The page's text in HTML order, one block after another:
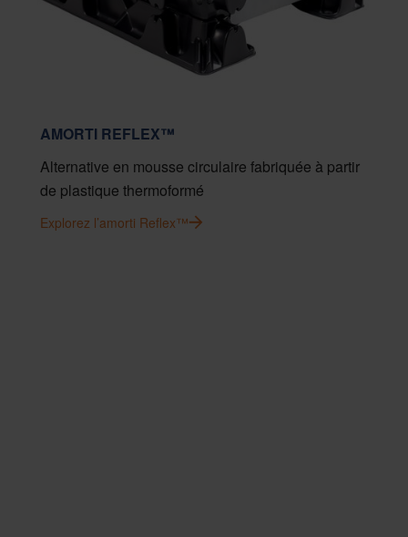
AMORTI REFLEX™
Alternative en mousse circulaire fabriquée à partir
de plastique thermoformé
Explorez l’amorti Reflex™